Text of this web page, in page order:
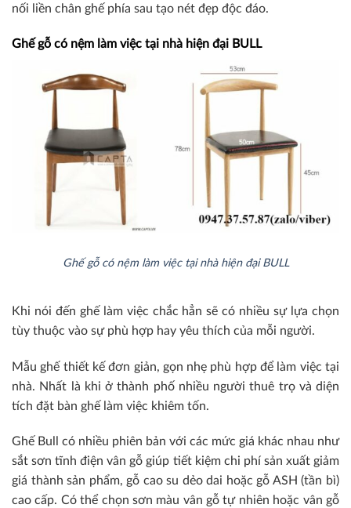
nối liền chân ghế phía sau tạo nét đẹp độc đáo.
Ghế gỗ có nệm làm việc tại nhà hiện đại BULL
Ghế gỗ có nệm làm việc tại nhà hiện đại BULL
Khi nói đến ghế làm việc chắc hẳn sẽ có nhiều sự lựa chọn
tùy thuộc vào sự phù hợp hay yêu thích của mỗi người.
Mẫu ghế thiết kế đơn giản, gọn nhẹ phù hợp để làm việc tại
nhà. Nhất là khi ở thành phố nhiều người thuê trọ và diện
tích đặt bàn ghế làm việc khiêm tốn.
Ghế Bull có nhiều phiên bản với các mức giá khác nhau như
sắt sơn tĩnh điện vân gỗ giúp tiết kiệm chi phí sản xuất giảm
giá thành sản phẩm, gỗ cao su dẻo dai hoặc gỗ ASH (tần bì)
cao cấp. Có thể chọn sơn màu vân gỗ tự nhiên hoặc vân gỗ